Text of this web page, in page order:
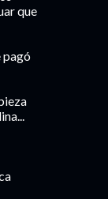
que
pagó